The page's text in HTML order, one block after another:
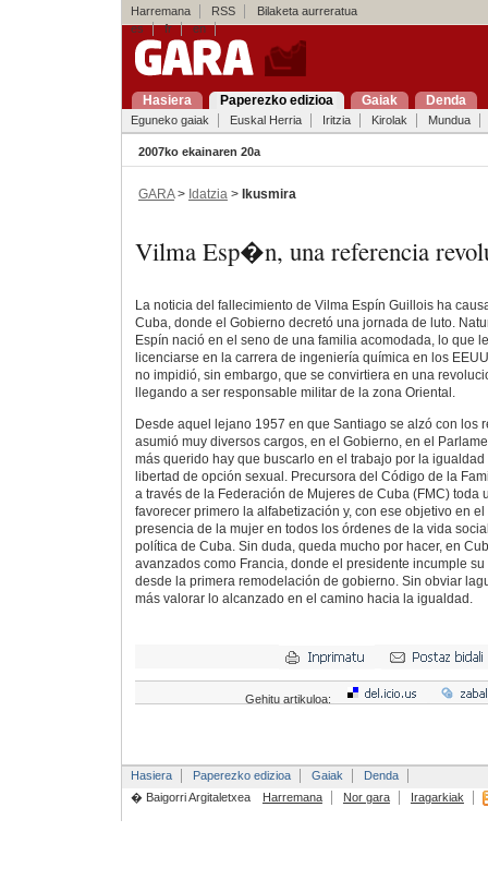
Harremana RSS
Bilaketa aurreratua
es
fr en
Hasiera Paperezko edizioa Gaiak Denda
Eguneko gaiak Euskal Herria Iritzia Kirolak Mundua
2007ko ekainaren 20a
GARA> Idatzia > Ikusmira
Vilma Esp�n, una referencia
La noticia del fallecimiento de Vilma Espín Guillois ha
Cuba, donde el Gobierno decretó una jornada de luto.
Espín nació en el seno de una familia acomodada, lo que
licenciarse en la carrera de ingeniería química en los
no impidió, sin embargo, que se convirtiera en una
llegando a ser responsable militar de la zona Oriental.
Desde aquel lejano 1957 en que Santiago se alzó con los
asumió muy diversos cargos, en el Gobierno, en el
más querido hay que buscarlo en el trabajo por la
libertad de opción sexual. Precursora del Código de la
a través de la Federación de Mujeres de Cuba (FMC) toda
favorecer primero la alfabetización y, con ese objetivo en
presencia de la mujer en todos los órdenes de la vida
política de Cuba. Sin duda, queda mucho por hacer, en
avanzados como Francia, donde el presidente incumple
desde la primera remodelación de gobierno. Sin obviar
más valorar lo alcanzado en el camino hacia la igualdad.
Gehitu artikuloa:
Hasiera Paperezko edizioa Gaiak
Denda
� Baigorri Argitaletxea
Harremana Nor gara Iragarkiak